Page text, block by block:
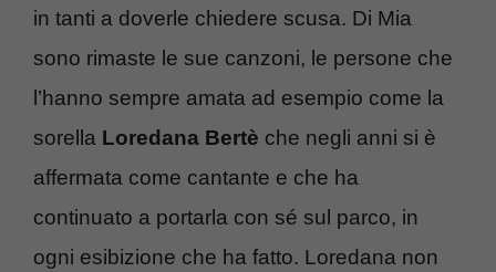
in tanti a doverle chiedere scusa. Di Mia
sono rimaste le sue canzoni, le persone che
l’hanno sempre amata ad esempio come la
sorella Loredana Bertè che negli anni si è
affermata come cantante e che ha
continuato a portarla con sé sul parco, in
ogni esibizione che ha fatto. Loredana non